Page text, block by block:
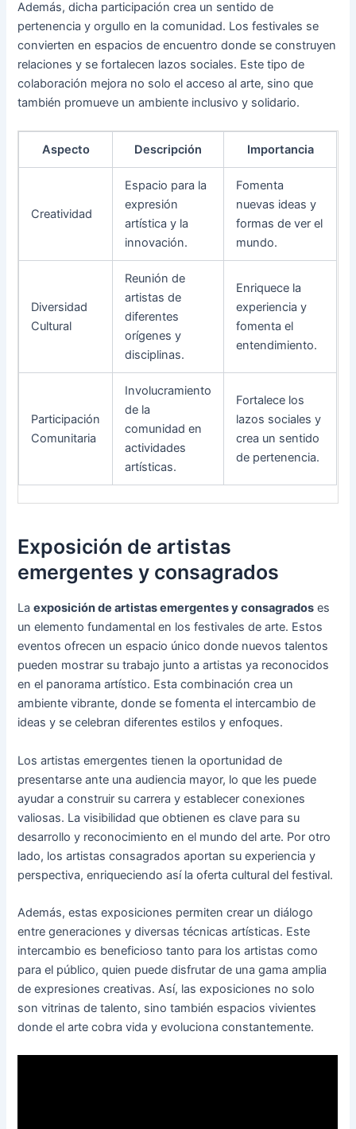
Además, dicha participación crea un sentido de
pertenencia y orgullo en la comunidad. Los festivales se
convierten en espacios de encuentro donde se construyen
relaciones y se fortalecen lazos sociales. Este tipo de
colaboración mejora no solo el acceso al arte, sino que
también promueve un ambiente inclusivo y solidario.
Aspecto Descripción Importancia
Creatividad
Espacio para la
expresión
artística y la
innovación.
Fomenta
nuevas ideas y
formas de ver el
mundo.
Diversidad
Cultural
Reunión de
artistas de
diferentes
orígenes y
disciplinas.
Enriquece la
experiencia y
fomenta el
entendimiento.
Participación
Comunitaria
Involucramiento
de la
comunidad en
actividades
artísticas.
Fortalece los
lazos sociales y
crea un sentido
de pertenencia.
Exposición de artistas
emergentes y consagrados
Laexposición de artistas emergentes y consagrados es
un elemento fundamental en los festivales de arte. Estos
eventos ofrecen un espacio único donde nuevos talentos
pueden mostrar su trabajo junto a artistas ya reconocidos
en el panorama artístico. Esta combinación crea un
ambiente vibrante, donde se fomenta el intercambio de
ideas y se celebran diferentes estilos y enfoques.
Los artistas emergentes tienen la oportunidad de
presentarse ante una audiencia mayor, lo que les puede
ayudar a construir su carrera y establecer conexiones
valiosas. La visibilidad que obtienen es clave para su
desarrollo y reconocimiento en el mundo del arte. Por otro
lado, los artistas consagrados aportan su experiencia y
perspectiva, enriqueciendo así la oferta cultural del festival.
Además, estas exposiciones permiten crear un diálogo
entre generaciones y diversas técnicas artísticas. Este
intercambio es beneficioso tanto para los artistas como
para el público, quien puede disfrutar de una gama amplia
de expresiones creativas. Así, las exposiciones no solo
son vitrinas de talento, sino también espacios vivientes
donde el arte cobra vida y evoluciona constantemente.